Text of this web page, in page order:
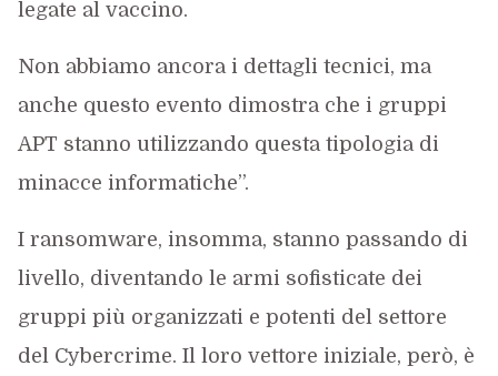
legate al vaccino.
Non abbiamo ancora i dettagli tecnici, ma
anche questo evento dimostra che i gruppi
APT stanno utilizzando questa tipologia di
minacce informatiche”.
I ransomware, insomma, stanno passando di
livello, diventando le armi sofisticate dei
gruppi più organizzati e potenti del settore
del Cybercrime. Il loro vettore iniziale, però, è